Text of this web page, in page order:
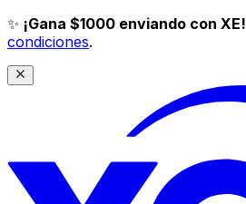
✨ ¡Gana $1000 enviando con XE!
condiciones.